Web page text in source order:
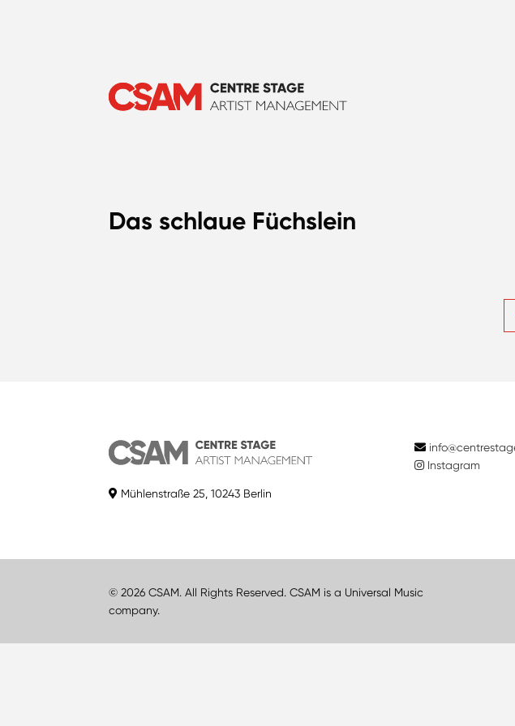
Das schlaue Füchslein
Mühlenstraße 25, 10243 Berlin
Instagram
© 2026 CSAM. All Rights Reserved. CSAM is a Universal Music
company.